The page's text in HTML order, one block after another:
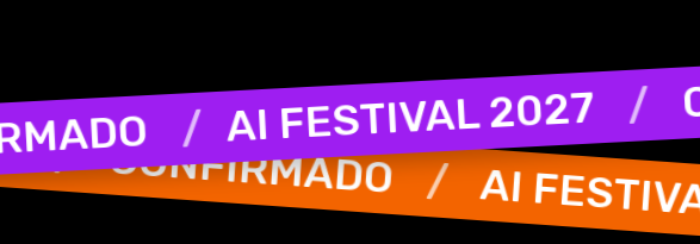
/ AI FESTIVAL 2027 /
/ CONFIRMADO / AI